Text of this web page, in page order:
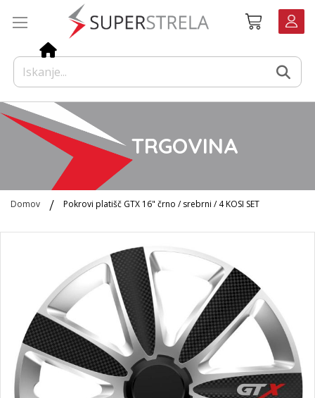
Košarica
TRGOVINA
Domov Pokrovi platišč GTX 16" črno / srebrni / 4 KOSI SET